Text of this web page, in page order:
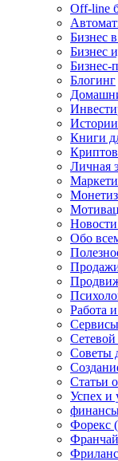
Off-line
Бизнес
Бизнес
Бизнес-
Блогинг
Книги
Личная
Новости
Обо
Работа
Советы
Статьи
Успех и
Форекс
Фриланс